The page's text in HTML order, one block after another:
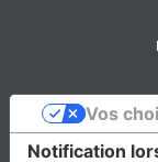
Notification
Vos